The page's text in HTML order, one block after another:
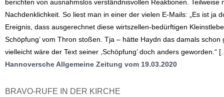
berichten von ausnahmslos verständnisvollen Reaktionen. Teilweise
Nachdenklichkeit. So liest man in einer der vielen E-Mails: „Es ist ja
Ereignis, dass ausgerechnet diese wirtszellen-bedürftigen
Schöpfung’ vom Thron stoßen. Tja – hätte Haydn das damals
vielleicht wäre der Text seiner ,Schöpfung’ doch anders geworden.“
Hannoversche Allgemeine Zeitung vom 19.03.2020
BRAVO-RUFE IN DER KIRCHE